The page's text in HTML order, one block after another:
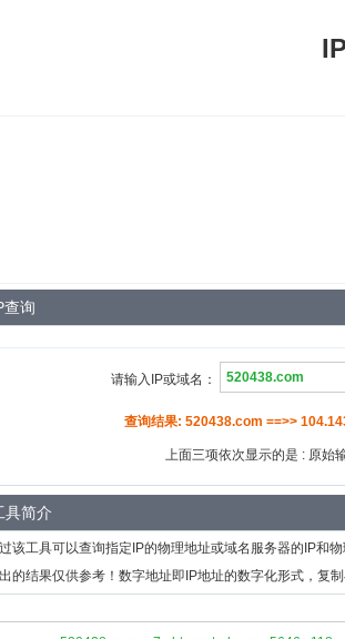
查询
请输入IP或域名：
查询结果: 520438.com ==>>
上面三项依次显示的是 : 原始
具简介
该工具可以查询指定IP的物理地址或域名服务器的IP和
的结果仅供参考！数字地址即IP地址的数字化形式，复